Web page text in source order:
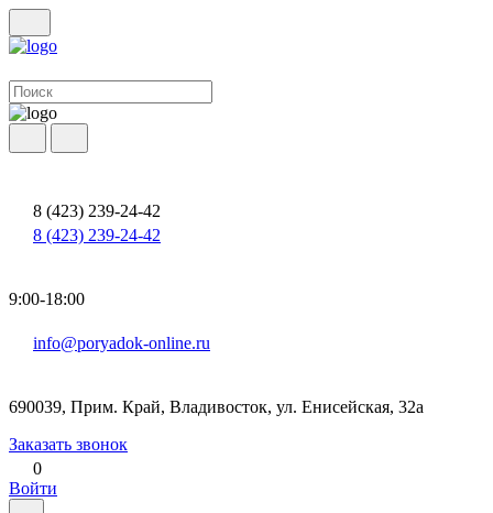
8 (423) 239-24-42
8 (423) 239-24-42
9:00-18:00
info@poryadok-online.ru
690039, Прим. Край, Владивосток, ул. Енисейская, 32а
Заказать звонок
0
Войти